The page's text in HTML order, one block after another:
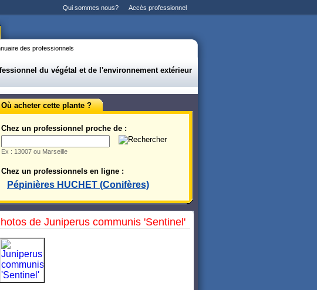
Qui sommes nous? Accès professionnel
des professionnels
du végétal et de l'environnement extérieur
Où acheter cette plante ?
Chez un professionnel proche de :
Ex : 13007 ou Marseille
Chez un professionnels en ligne :
Pépinières HUCHET (Conifères)
de Juniperus communis 'Sentinel'